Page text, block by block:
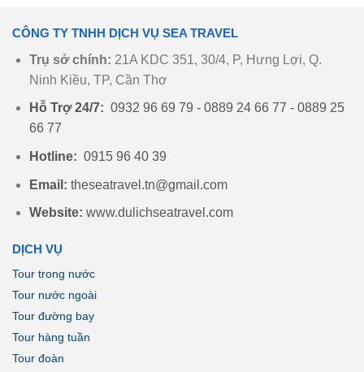
CÔNG TY TNHH DỊCH VỤ SEA TRAVEL
Trụ sở chính: 21A KDC 351, 30/4, P, Hưng Lợi, Q.
Ninh Kiều, TP, Cần Thơ
Hỗ Trợ 24/7: 0932 96 69 79 - 0889 24 66 77 - 0889 25
66 77
Hotline: 0915 96 40 39
Email: theseatravel.tn@gmail.com
Website: www.dulichseatravel.com
DỊCH VỤ
Tour trong nước
Tour nước ngoài
Tour đường bay
Tour hàng tuần
Tour đoàn